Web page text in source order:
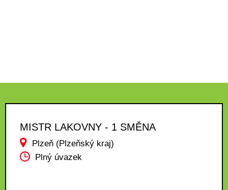
MISTR LAKOVNY - 1 SMĚNA
Plzeň (Plzeňský kraj)
Plný úvazek